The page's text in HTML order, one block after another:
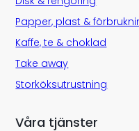
Papper, plast &
Kaffe, te & choklad
Take away
Storköksutrustning
Våra tjänster